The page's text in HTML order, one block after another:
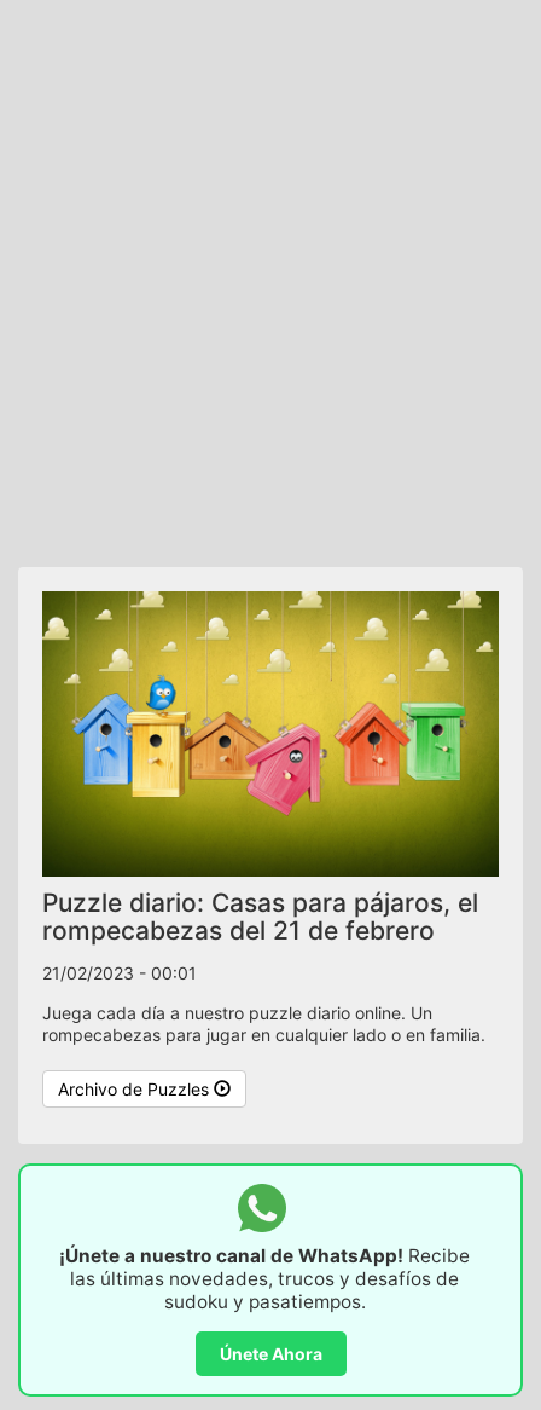
Puzzle diario: Casas para pájaros, el
rompecabezas del 21 de febrero
21/02/2023 - 00:01
Juega cada día a nuestro puzzle diario online. Un
rompecabezas para jugar en cualquier lado o en familia.
Archivo de Puzzles
¡Únete a nuestro canal de WhatsApp! Recibe
las últimas novedades, trucos y desafíos de
sudoku y pasatiempos.
Únete Ahora